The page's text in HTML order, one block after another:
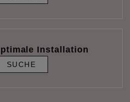
Installation
SUCHE